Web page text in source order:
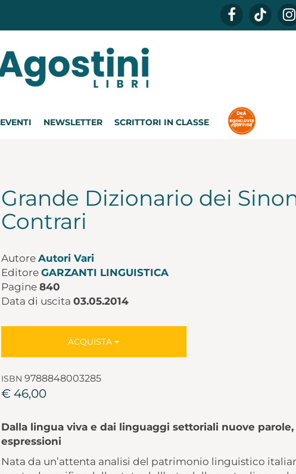
EVENTI NEWSLETTER SCRITTORI IN CLASSE
Grande Dizionario dei
Contrari
Autore Autori Vari
Editore GARZANTI LINGUISTICA
Pagine 840
Data di uscita 03.05.2014
ACQUISTA
ISBN 9788848003285
€ 46,00
Dalla lingua viva e dai linguaggi settoriali nuove
espressioni
Nata da un’attenta analisi del patrimonio linguistico